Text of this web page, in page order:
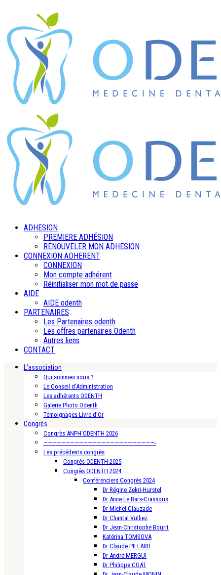
ADHESION
PREMIERE ADHÉSION
RENOUVELER MON ADHESION
CONNEXION ADHERENT
CONNEXION
Mon compte adhérent
Réinitialiser mon mot de passe
AIDE
AIDE odenth
PARTENAIRES
Les Partenaires odenth
Les offres partenaires Odenth
Autres liens
CONTACT
L’association
Qui sommes nous ?
Le Conseil d’Administration
Les adhérents ODENTH
Galerie Photo Odenth
Témoignages Livre d’Or
Congrès
Congrès ANPH’ODENTH 2026
—————————————————————————-
Les précédents congrès
Congrès ODENTH 2025
Congrès ODENTH 2024
Conférenciers Congrès 2024
Dr Régine Zekri-Hurstel
Dr Anne Le Bars-Crassous
Dr Michel Clauzade
Dr Chantal Vulliez
Dr Jean-Christophe Bourit
Katérina TOMSOVA
Dr Claude PILLARD
Dr André MERGUI
Dr Philippe COAT